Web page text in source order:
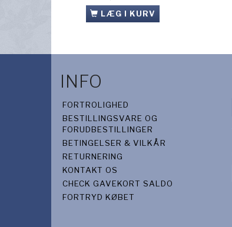
LÆG I KURV
INFO
FORTROLIGHED
BESTILLINGSVARE OG
FORUDBESTILLINGER
BETINGELSER & VILKÅR
RETURNERING
KONTAKT OS
CHECK GAVEKORT SALDO
FORTRYD KØBET